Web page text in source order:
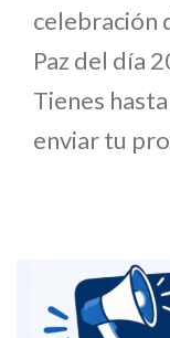
celebración
Paz del día
Tienes
enviar tu